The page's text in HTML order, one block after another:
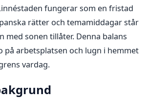
fungerar som en fristad
rätter och temamiddagar står
med sonen tillåter. Denna balans
på arbetsplatsen och lugn i hemmet
vardag.